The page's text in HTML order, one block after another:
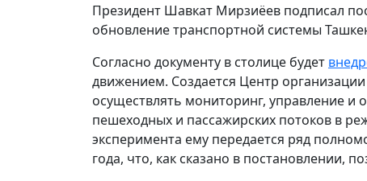
Президент Шавкат Мирзиёев подписал
обновление транспортной системы
Согласно документу в столице будет
движением. Создается Центр
осуществлять мониторинг, управление и
пешеходных и пассажирских потоков в
эксперимента ему передается ряд
года, что, как сказано в постановлении,